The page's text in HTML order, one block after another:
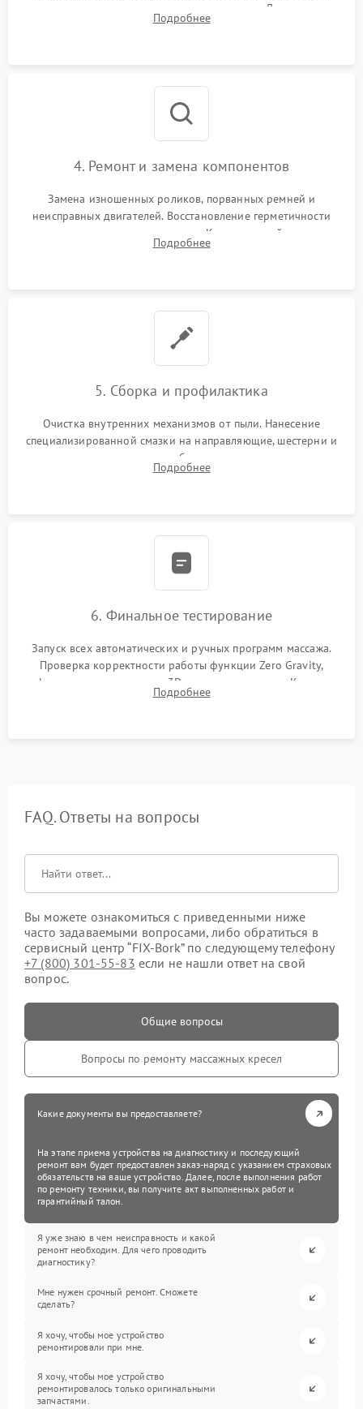
электромагнитных клапанов и компрессора. Диагностика
материнской платы, датчиков положения и целостности
Подробнее
4. Ремонт и замена компонентов
Замена изношенных роликов, порванных ремней и
неисправных двигателей. Восстановление герметичности
воздушных подушек и шлангов. Компонентный ремонт
электронных плат, пайка контактов и замена сгоревших
Подробнее
5. Сборка и профилактика
Очистка внутренних механизмов от пыли. Нанесение
специализированной смазки на направляющие, шестерни и
шарниры для плавного и бесшумного хода каретки.
Подключение всех шлейфов, сборка каркаса и аккуратная
Подробнее
6. Финальное тестирование
Запуск всех автоматических и ручных программ массажа.
Проверка корректности работы функции Zero Gravity,
инфракрасного прогрева и 3D-сканирования тела. Контроль
силы давления компрессора и отсутствия скрипов при
Подробнее
FAQ. Ответы на вопросы
Вы можете ознакомиться с приведенными ниже
часто задаваемыми вопросами, либо обратиться в
сервисный центр “FIX-Bork” по следующему телефону
+7 (800) 301-55-83 если не нашли ответ на свой
вопрос.
Общие вопросы
Вопросы по ремонту массажных кресел
Какие документы вы предоставляете?
На этапе приема устройства на диагностику и последующий
ремонт вам будет предоставлен заказ-наряд с указанием страховых
обязательств на ваше устройство. Далее, после выполнения работ
по ремонту техники, вы получите акт выполненных работ и
гарантийный талон.
Я уже знаю в чем неисправность и какой
ремонт необходим. Для чего проводить
диагностику?
Мне нужен срочный ремонт. Сможете
сделать?
Я хочу, чтобы мое устройство
ремонтировали при мне.
Я хочу, чтобы мое устройство
ремонтировалось только оригинальными
запчастями.